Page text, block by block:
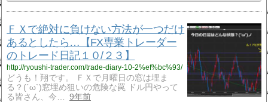
ＦＸで絶対に負けない方法が一つだけ
あるとしたら…【FX専業トレーダー
のトレード日記１０/２３】
http://ryoushi-trader.com/trade-diary-10-2%ef%bc%93/
どうも！翔です。 ＦＸで月曜日の窓は埋ま
る？(´ω`)窓埋め狙いの危険な罠 ドル円やって
る皆さん、今…
9年前